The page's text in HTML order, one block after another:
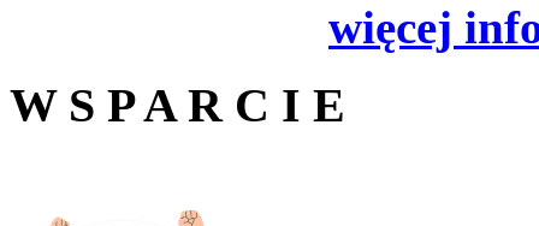
więcej
W S P A R C I E